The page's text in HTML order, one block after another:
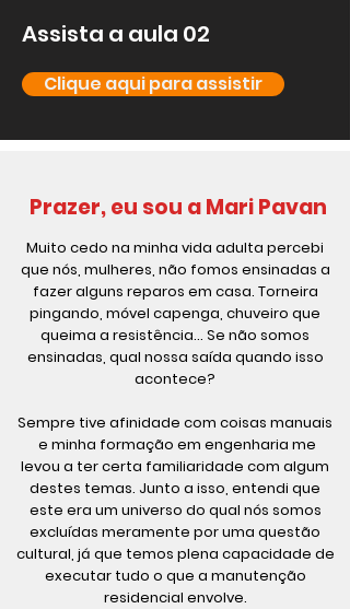
Assista a aula 02
Clique aqui para assistir
Prazer, eu sou a Mari Pavan
Muito cedo na minha vida adulta percebi
que nós, mulheres, não fomos ensinadas a
fazer alguns reparos em casa. Torneira
pingando, móvel capenga, chuveiro que
queima a resistência… Se não somos
ensinadas, qual nossa saída quando isso
acontece?
Sempre tive afinidade com coisas manuais
e minha formação em engenharia me
levou a ter certa familiaridade com algum
destes temas. Junto a isso, entendi que
este era um universo do qual nós somos
excluídas meramente por uma questão
cultural, já que temos plena capacidade de
executar tudo o que a manutenção
residencial envolve.